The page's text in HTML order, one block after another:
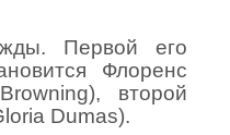
Первой его
Флоренс
второй
Dumas).